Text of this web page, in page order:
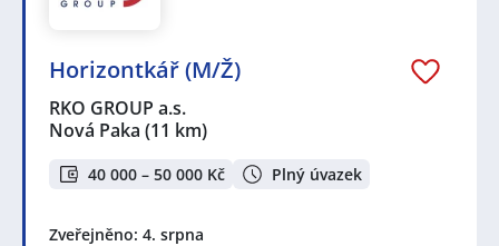
Horizontkář (M/Ž)
RKO GROUP a.s.
Nová Paka (11 km)
40 000 – 50 000 Kč Plný úvazek
Zveřejněno: 4. srpna